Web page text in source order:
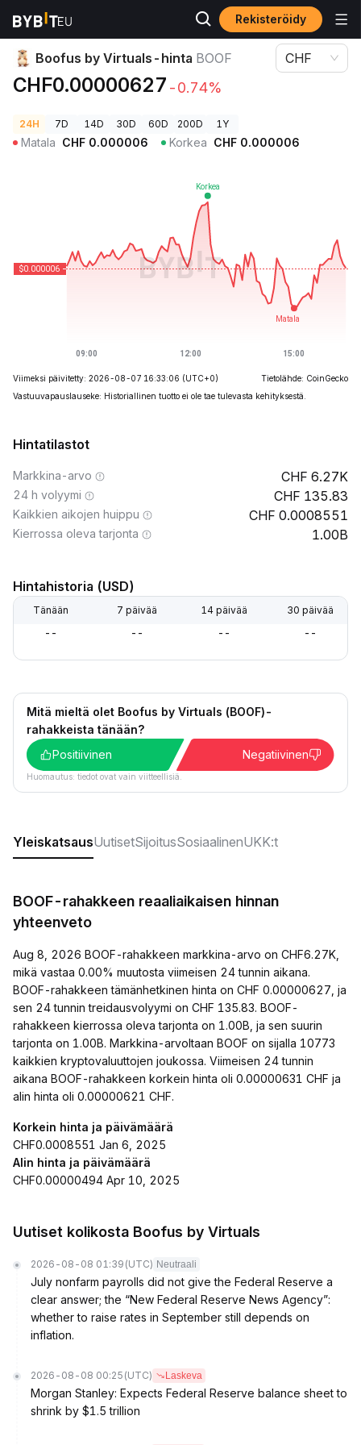
Rekisteröidy
Kryptohinnat Boofus by Virtuals-hinta BOOF
Boofus by Virtuals-hinta BOOF
CHF0.00000627 -0.74%
CHF
24H 7D 14D 30D 60D 200D 1Y
Matala CHF 0.000006 Korkea CHF 0.000006
Viimeksi päivitetty: 2026-08-07 16:33:06 (UTC+0)
Tietolähde: CoinGecko
Vastuuvapauslauseke: Historiallinen tuotto ei ole tae tulevasta kehityksestä.
Hintatilastot
Markkina-arvo 6.27K
24 h volyymi 135.83
Kaikkien aikojen huippu 0.0008551
Kierrossa oleva tarjonta 1.00B
Hintahistoria (USD)
Tänään 7 päivää 14 päivää 30 päivää
-- -- -- --
Mitä mieltä olet Boofus by Virtuals (BOOF)-
rahakkeista tänään?
Positiivinen
Negatiivinen
Huomautus: tiedot ovat vain viitteellisiä.
YleiskatsausUutisetSijoitusSosiaalinenUKK:t
BOOF-rahakkeen reaaliaikaisen hinnan
yhteenveto
Aug 8, 2026 BOOF-rahakkeen markkina-arvo on CHF6.27K,
mikä vastaa 0.00% muutosta viimeisen 24 tunnin aikana.
BOOF-rahakkeen tämänhetkinen hinta on CHF 0.00000627, ja
sen 24 tunnin treidausvolyymi on CHF 135.83. BOOF-
rahakkeen kierrossa oleva tarjonta on 1.00B, ja sen suurin
tarjonta on 1.00B. Markkina-arvoltaan BOOF on sijalla 10773
kaikkien kryptovaluuttojen joukossa. Viimeisen 24 tunnin
aikana BOOF-rahakkeen korkein hinta oli 0.00000631 CHF ja
alin hinta oli 0.00000621 CHF.
Korkein hinta ja päivämäärä
CHF0.0008551 Jan 6, 2025
Alin hinta ja päivämäärä
CHF0.00000494 Apr 10, 2025
Uutiset kolikosta Boofus by Virtuals
2026-08-08 01:39 (UTC) Neutraali
July nonfarm payrolls did not give the Federal Reserve a
clear answer; the “New Federal Reserve News Agency”:
whether to raise rates in September still depends on
inflation.
2026-08-08 00:25 (UTC) Laskeva
Morgan Stanley: Expects Federal Reserve balance sheet to
shrink by $1.5 trillion